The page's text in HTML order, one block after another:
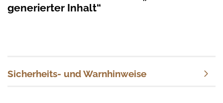
generierter Inhalt“
Sicherheits- und Warnhinweise